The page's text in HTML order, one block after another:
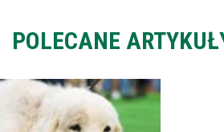
POLECANE